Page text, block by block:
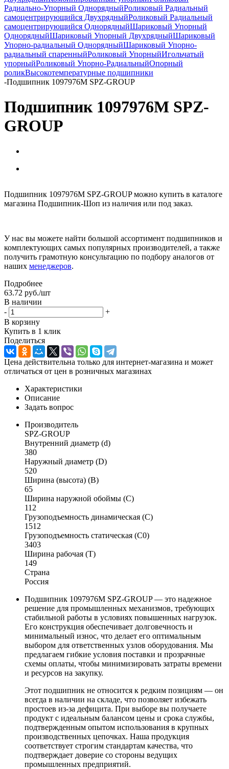
Радиально-Упорный ОднорядныйРоликовый Радиальный
самоцентрирующийся ДвухрядныйРоликовый Радиальный
самоцентрирующийся ОднорядныйШариковый Упорный
ОднорядныйШариковый Упорный ДвухрядныйШариковый
Упорно-радиальный ОднорядныйШариковый Упорно-
радиальный спаренныйРоликовый УпорныйИгольчатый
упорныйРоликовый Упорно-РадиальныйОпорный
роликВысокотемпературные подшипники
-Подшипник 1097976М SPZ-GROUP
Подшипник 1097976М SPZ-
GROUP
Подшипник 1097976М SPZ-GROUP можно купить в каталоге
магазина Подшипник-Шоп из наличия или под заказ.
У нас вы можете найти большой ассортимент подшипников и
комплектующих самых популярных производителей, а также
получить грамотную консультацию по подбору аналогов от
наших менеджеров.
Подробнее
63.72 руб./шт
В наличии
-
+
В корзину
Купить в 1 клик
Поделиться
Цена действительна только для интернет-магазина и может
отличаться от цен в розничных магазинах
Характеристики
Описание
Задать вопрос
Производитель
SPZ-GROUP
Внутренний диаметр (d)
380
Наружный диаметр (D)
520
Ширина (высота) (B)
65
Ширина наружной обоймы (C)
112
Грузоподъемность динамическая (C)
1512
Грузоподъемность статическая (C0)
3403
Ширина рабочая (T)
149
Страна
Россия
Подшипник 1097976М SPZ-GROUP — это надежное
решение для промышленных механизмов, требующих
стабильной работы в условиях повышенных нагрузок.
Его конструкция обеспечивает долговечность и
минимальный износ, что делает его оптимальным
выбором для ответственных узлов оборудования. Мы
предлагаем гибкие условия поставки и прозрачные
схемы оплаты, чтобы минимизировать затраты времени
и ресурсов на закупку.
Этот подшипник не относится к редким позициям — он
всегда в наличии на складе, что позволяет избежать
простоев из-за дефицита. При выборе вы получаете
продукт с идеальным балансом цены и срока службы,
подтвержденным опытом использования в крупных
производственных цепочках. Наша продукция
соответствует строгим стандартам качества, что
подтверждает доверие со стороны ведущих
промышленных предприятий.